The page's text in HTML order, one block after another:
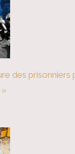
des prisonniers